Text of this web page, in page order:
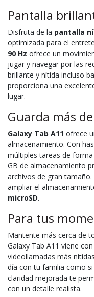
Pantalla
Disfruta de la pantalla
optimizada para el
90 Hz ofrece un
jugar y navegar por las
brillante y nítida incluso
proporciona una
lugar.
Guarda más
Galaxy Tab A11 ofrece
almacenamiento. Con
múltiples tareas de
GB de almacenamiento
archivos de gran
ampliar el
microSD.
Para tus
Mantente más cerca de
Galaxy Tab A11 viene
videollamadas más
día con tu familia como
claridad mejorada te
con un detalle realista.